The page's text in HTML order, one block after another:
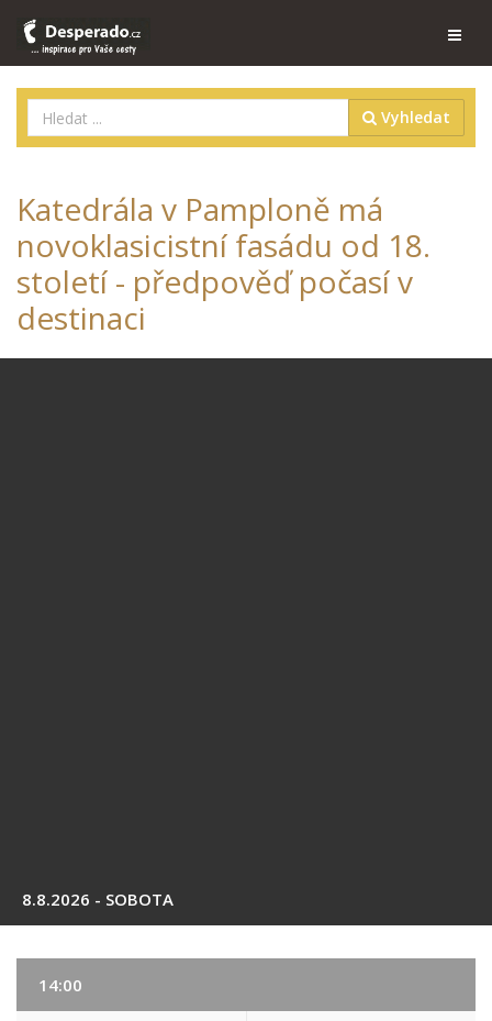
Vyhledat
Katedrála v Pamploně má
novoklasicistní fasádu od 18.
století - předpověď počasí v
destinaci
8.8.2026 - SOBOTA
14:00